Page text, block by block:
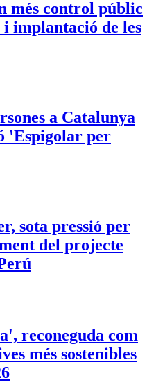
més control públic
implantació de les
a Catalunya
'Espigolar per
sota pressió per
del projecte
reconeguda com
més sostenibles